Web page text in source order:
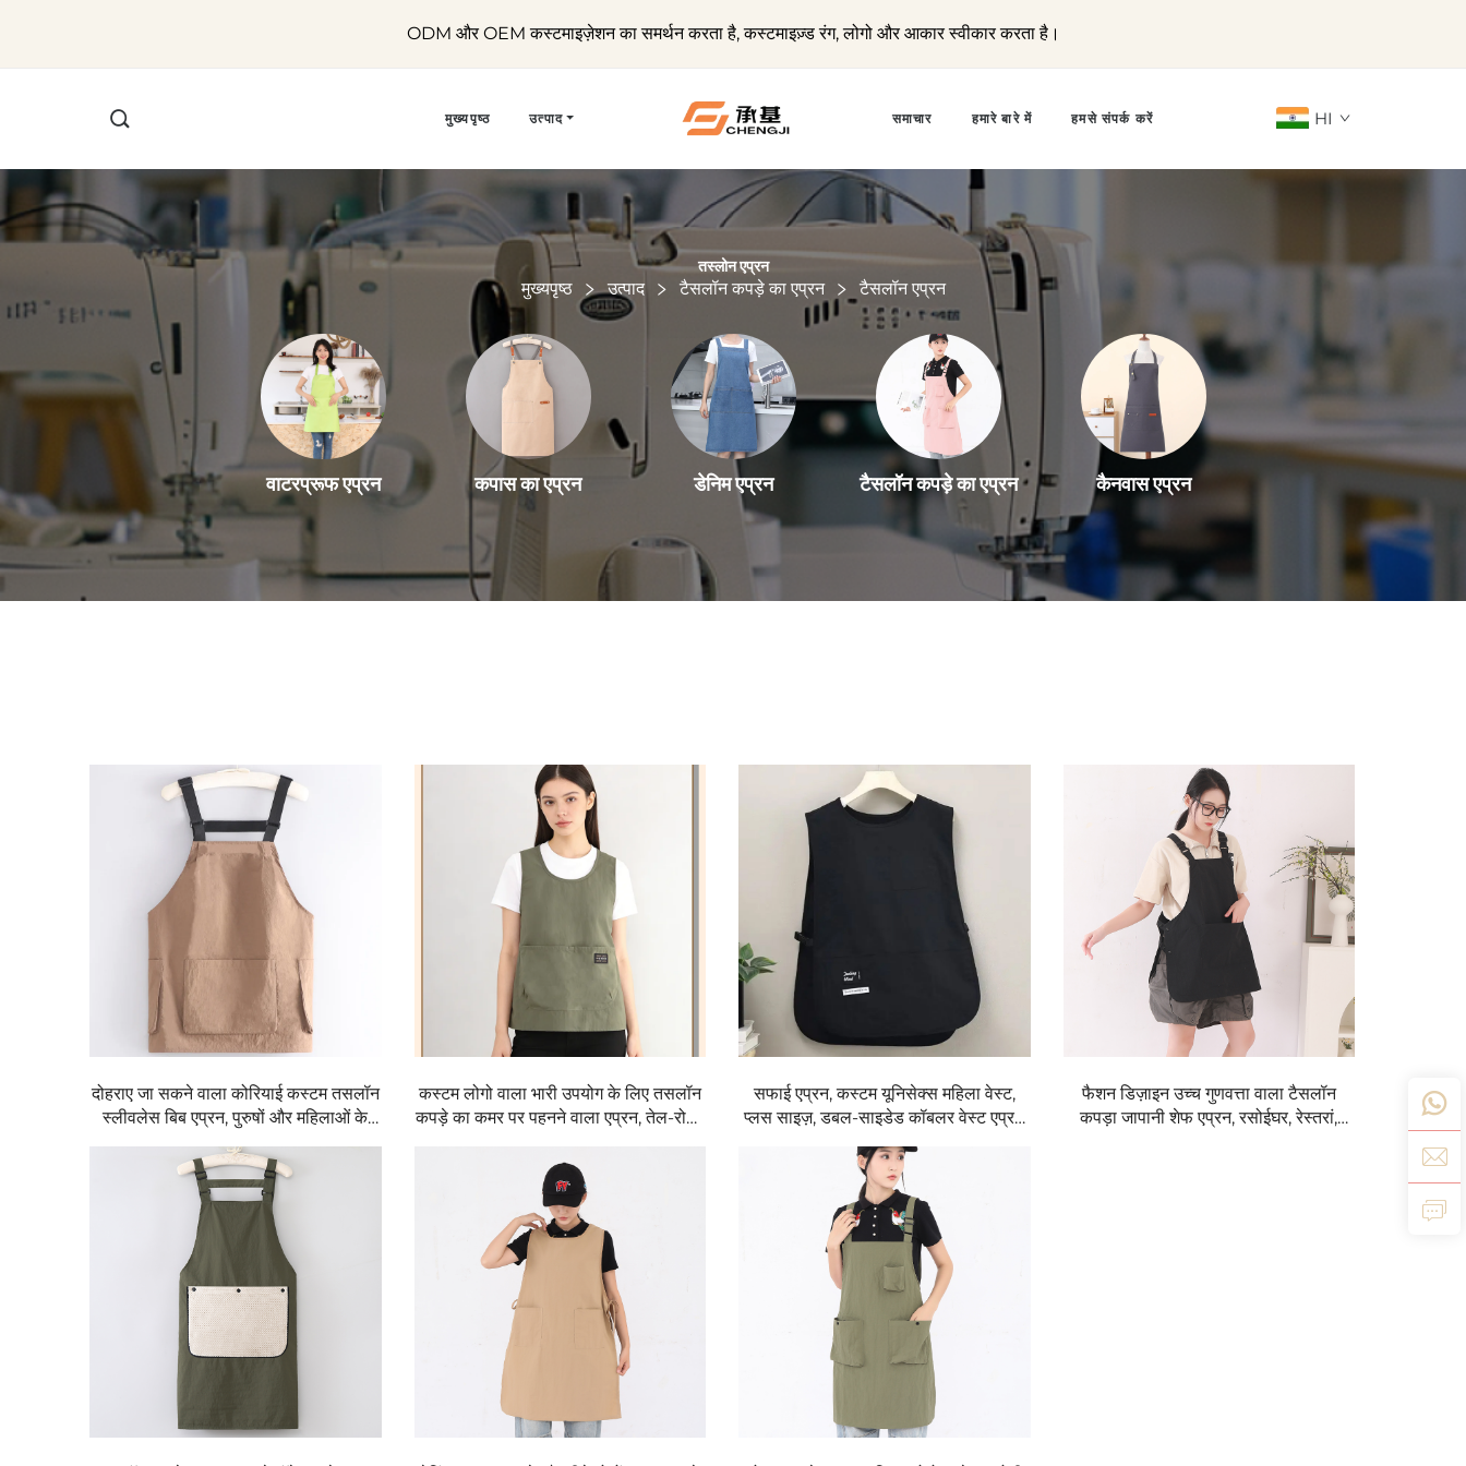
ODM और OEM कस्टमाइज़ेशन का समर्थन करता है, कस्टमाइज़्ड रंग, लोगो और आकार स्वीकार करता है।
मुख्यपृष्ठ उत्पाद समाचार हमारे बारे में हमसे संपर्क करें HI
तस्लोन एप्रन
मुख्यपृष्ठ उत्पाद टैसलॉन कपड़े का एप्रन टैसलॉन एप्रन
वाटरप्रूफ एप्रन कपास का एप्रन डेनिम एप्रन टैसलॉन कपड़े का एप्रन कैनवास एप्रन
दोहराए जा सकने वाला कोरियाई कस्टम तसलॉन
स्लीवलेस बिब एप्रन, पुरुषों और महिलाओं के
लिए, खाद्य दुकानों, कार्यस्थलों, नाखून कला,
मिठाई, कॉफी, दूध और चाय की दुकानों के लिए
कस्टम लोगो वाला भारी उपयोग के लिए तसलॉन
कपड़े का कमर पर पहनने वाला एप्रन, तेल-रोधी,
लिए, कमर के आकार को समायोजित करने योग्य
वेस्ट शैली एप्रन
सफाई एप्रन, कस्टम यूनिसेक्स महिला वेस्ट,
प्लस साइज़, डबल-साइडेड कॉबलर वेस्ट एप्रन
लोगो के साथ, बैरिस्टा और बार्बरशॉप के लिए
फैशन डिज़ाइन उच्च गुणवत्ता वाला टैसलॉन
कपड़ा जापानी शेफ एप्रन, रसोईघर, रेस्तरां,